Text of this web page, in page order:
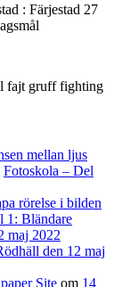
: Färjestad 27
fajt gruff fighting
mellan ljus
Fotoskola – Del
rörelse i bilden
1: Bländare
maj 2022
den 12 maj
Site om 14